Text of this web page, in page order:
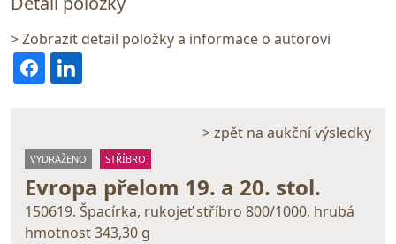
> Zobrazit detail položky a informace o autorovi
> zpět na aukční výsledky
VYDRAŽENO STŘÍBRO
Evropa přelom 19. a 20. stol.
150619. Špacírka, rukojeť stříbro 800/1000, hrubá
hmotnost 343,30 g